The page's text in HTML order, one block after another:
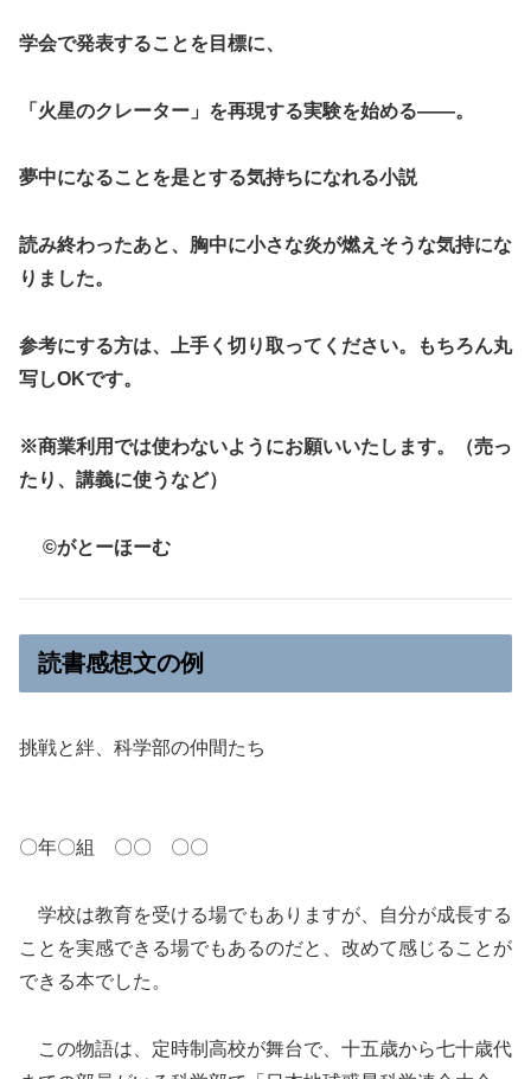
学会で発表することを目標に、
「火星のクレーター」を再現する実験を始める――。
夢中になることを是とする気持ちになれる小説
読み終わったあと、胸中に小さな炎が燃えそうな気持にな
りました。
参考にする方は、上手く切り取ってください。もちろん丸
写しOKです。
※商業利用では使わないようにお願いいたします。（売っ
たり、講義に使うなど）
©がとーほーむ
読書感想文の例
挑戦と絆、科学部の仲間たち
〇年〇組 〇〇 〇〇
学校は教育を受ける場でもありますが、自分が成長する
ことを実感できる場でもあるのだと、改めて感じることが
できる本でした。
この物語は、定時制高校が舞台で、十五歳から七十歳代